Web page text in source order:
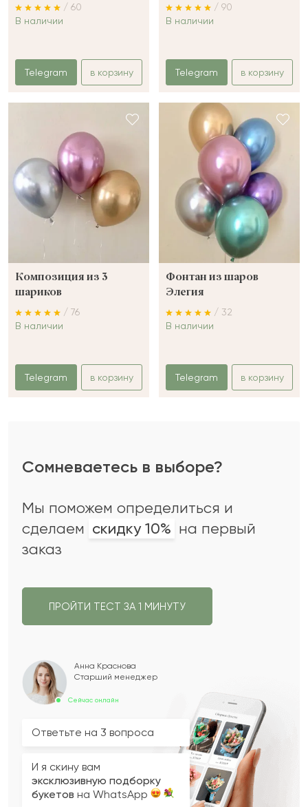
/ 60
В наличии
Telegram в корзину
/ 90
В наличии
Telegram в корзину
Композиция из 3
шариков
/ 76
В наличии
Telegram в корзину
Фонтан из шаров
Элегия
/ 32
В наличии
Telegram в корзину
Сомневаетесь в выборе?
Мы поможем определиться и
сделаем скидку 10% на первый
заказ
ПРОЙТИ ТЕСТ ЗА 1 МИНУТУ
Сейчас онлайн
Анна Краснова
Старший менеджер
Ответьте на 3 вопроса
И я скину вам
эксклюзивную подборку
букетов на WhatsApp